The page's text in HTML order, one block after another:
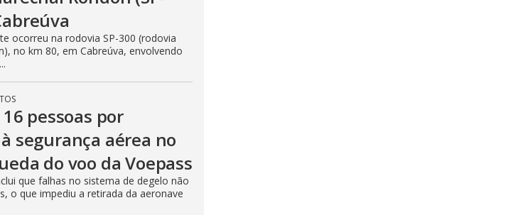
ocorreu na rodovia SP-300 (rodovia
no km 80, em Cabreúva, envolvendo
pessoas por
segurança aérea no
do voo da Voepass
que falhas no sistema de degelo não
o que impediu a retirada da aeronave